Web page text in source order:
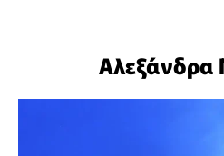
Αλεξάνδρα